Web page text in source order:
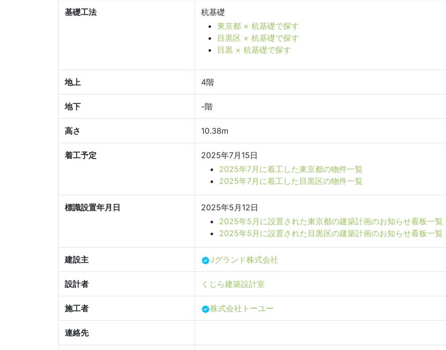
基礎工法
杭基礎
東京都 × 杭基礎で探す
目黒区 × 杭基礎で探す
目黒 × 杭基礎で探す
地上 4階
地下 -階
高さ 10.38m
着工予定
2025年7月15日
2025年7月に着工した東京都の物件一覧
2025年7月に着工した目黒区の物件一覧
標識設置年月日
2025年5月12日
2025年5月に設置された東京都の建築計画のお知らせ看板一覧
2025年5月に設置された目黒区の建築計画のお知らせ看板一覧
建設主 Jグランド株式会社
設計者 くじら建築設計室
施工者 株式会社トーユー
連絡先